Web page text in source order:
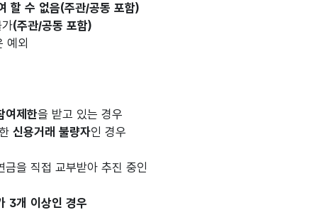
할 수 없음(주관/공동 포함)
(주관/공동 포함)
외
여제한을 받고 있는 경우
신용거래 불량자인 경우
을 직접 교부받아 추진 중인
3개 이상인 경우